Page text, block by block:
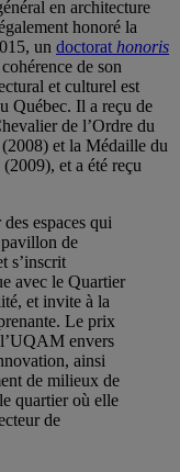
en architecture
honoré la
un doctorat honoris
de son
et culturel est
Québec. Il a reçu de
de l’Ordre du
et la Médaille du
et a été reçu
espaces qui
de
s’inscrit
avec le Quartier
et invite à la
Le prix
envers
ainsi
de milieux de
quartier où elle
de